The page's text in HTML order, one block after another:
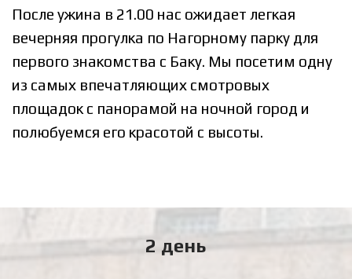
После ужина в 21.00 нас ожидает легкая
вечерняя прогулка по Нагорному парку для
первого знакомства с Баку. Мы посетим одну
из самых впечатляющих смотровых
площадок с панорамой на ночной город и
полюбуемся его красотой с высоты.
2 день